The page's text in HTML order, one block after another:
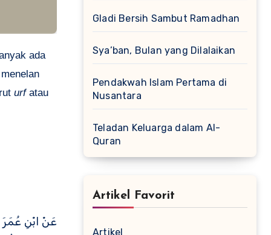
ada
urfatau
عَنْ ابْنِ عُمَرَ
Gladi Bersih Sambut Ramadhan
Sya’ban, Bulan yang Dilalaikan
Pendakwah Islam Pertama di
Nusantara
Teladan Keluarga dalam Al-
Quran
Artikel Favorit
Artikel